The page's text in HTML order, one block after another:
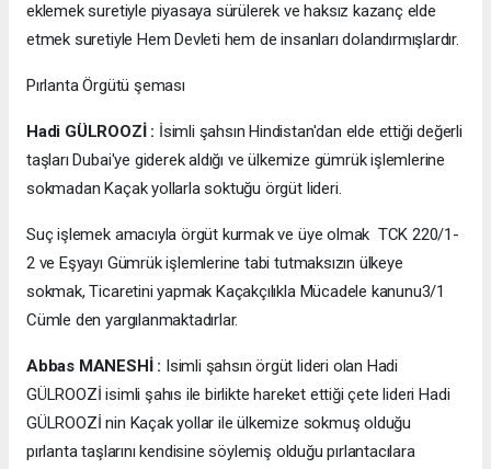
eklemek suretiyle piyasaya sürülerek ve haksız kazanç elde
etmek suretiyle Hem Devleti hem de insanları dolandırmışlardır.
Pırlanta Örgütü şeması
Hadi GÜLROOZİ : İsimli şahsın Hindistan'dan elde ettiği değerli
taşları Dubai'ye giderek aldığı ve ülkemize gümrük işlemlerine
sokmadan Kaçak yollarla soktuğu örgüt lideri.
Suç işlemek amacıyla örgüt kurmak ve üye olmak TCK 220/1-
2 ve Eşyayı Gümrük işlemlerine tabi tutmaksızın ülkeye
sokmak, Ticaretini yapmak Kaçakçılıkla Mücadele kanunu3/1
Cümle den yargılanmaktadırlar.
Abbas MANESHİ : Isimli şahsın örgüt lideri olan Hadi
GÜLROOZİ isimli şahıs ile birlikte hareket ettiği çete lideri Hadi
GÜLROOZİ nin Kaçak yollar ile ülkemize sokmuş olduğu
pırlanta taşlarını kendisine söylemiş olduğu pırlantacılara